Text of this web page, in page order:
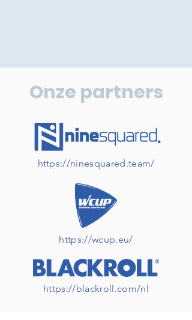
Onze partners
https://ninesquared.team/
https://wcup.eu/
https://blackroll.com/nl